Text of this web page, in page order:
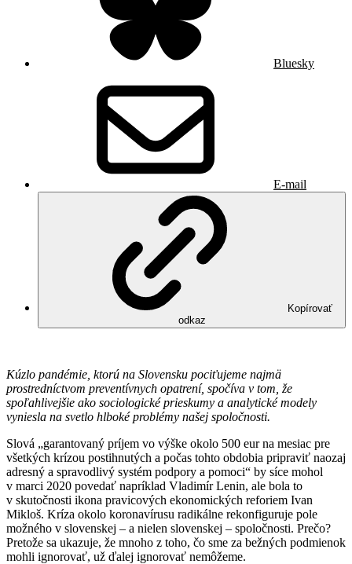
Bluesky
E-mail
Kopírovať
odkaz
Kúzlo pandémie, ktorú na Slovensku pociťujeme najmä
prostredníctvom preventívnych opatrení, spočíva v tom, že
spoľahlivejšie ako sociologické prieskumy a analytické modely
vyniesla na svetlo hlboké problémy našej spoločnosti.
Slová „garantovaný príjem vo výške okolo 500 eur na mesiac pre
všetkých krízou postihnutých a počas tohto obdobia pripraviť naozaj
adresný a spravodlivý systém podpory a pomoci“ by síce mohol
v marci 2020 povedať napríklad Vladimír Lenin, ale bola to
v skutočnosti ikona pravicových ekonomických reforiem Ivan
Mikloš. Kríza okolo koronavírusu radikálne rekonfiguruje pole
možného v slovenskej – a nielen slovenskej – spoločnosti. Prečo?
Pretože sa ukazuje, že mnoho z toho, čo sme za bežných podmienok
mohli ignorovať, už ďalej ignorovať nemôžeme.